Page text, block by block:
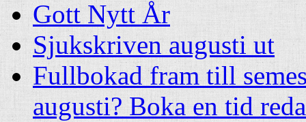
Gott Nytt År
Sjukskriven augusti ut
Fullbokad fram till
augusti? Boka en tid